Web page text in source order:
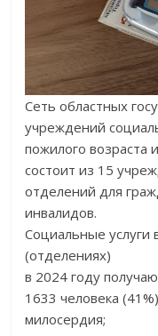
Сеть областных
учреждений
пожилого возраста
состоит из 15
отделений для
инвалидов.
Cоциальные услуги
(отделениях)
в 2024 году
1633 человека
милосердия;